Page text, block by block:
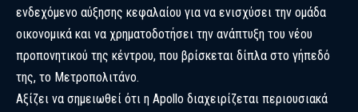
ενδεχόμενο αύξησης κεφαλαίου για να ενισχύσει την ομάδα
οικονομικά και να χρηματοδοτήσει την ανάπτυξη του νέου
προπονητικού της κέντρου, που βρίσκεται δίπλα στο γήπεδό
της, το Μετροπολιτάνο.
Αξίζει να σημειωθεί ότι η Apollo διαχειρίζεται περιουσιακά